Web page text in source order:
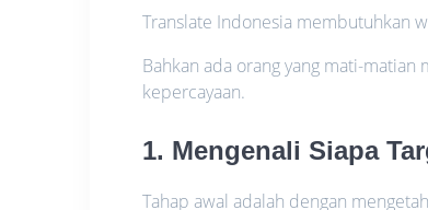
Translate Indonesia membutuhkan
Bahkan ada orang yang mati-
kepercayaan.
1. Mengenali Siapa
Tahap awal adalah dengan